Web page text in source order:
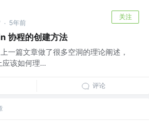
· 5年前
关注
协程的创建方法
一篇文章做了很多空洞的理论阐述，
该如何理...
评论